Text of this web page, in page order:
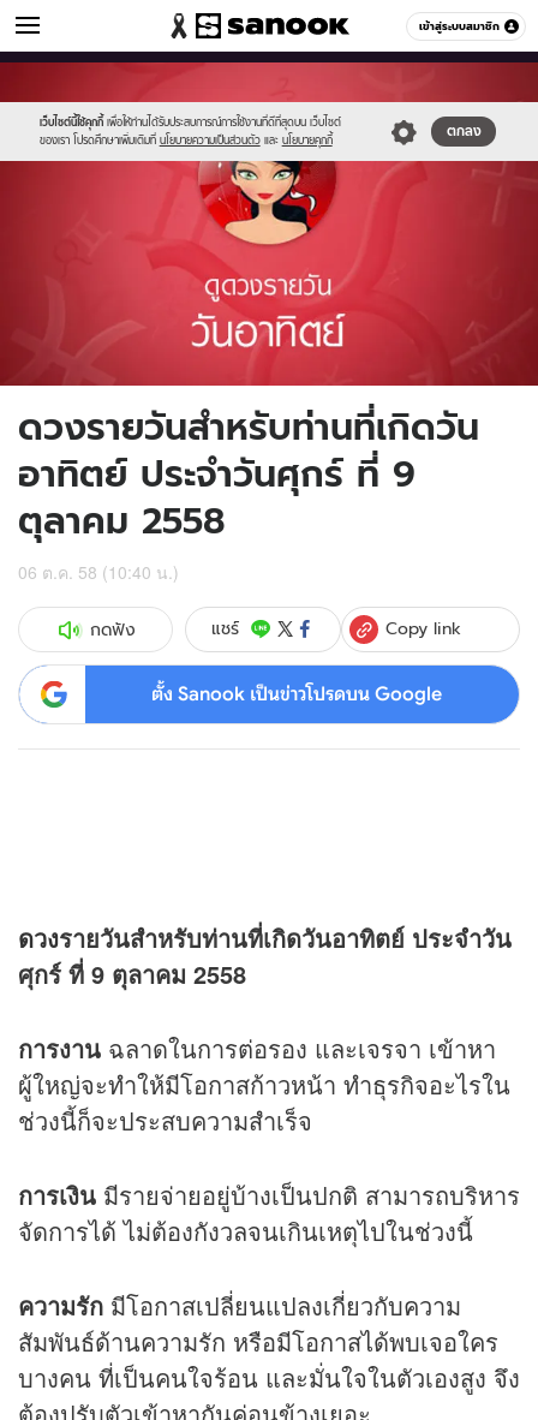
เข้าสู่ระบบสมาชิก
ดูดวง หมวดอื่นๆ
เว็บไซต์นี้ใช้คุกกี้ เพื่อให้ท่านได้รับประสบการณ์การใช้งานที่ดีที่สุดบน เว็บไซต์
ของเรา โปรดศึกษาเพิ่มเติมที่ นโยบายความเป็นส่วนตัว และ นโยบายคุกกี้
ตกลง
new-
sanook.png
ดวงรายวันสำหรับท่านที่เกิดวัน
อาทิตย์ ประจำวันศุกร์ ที่ 9
ตุลาคม 2558
06 ต.ค. 58 (10:40 น.)
กดฟัง แชร์ Copy link
ตั้ง Sanook เป็นข่าวโปรดบน Google
ดวงรายวันสำหรับท่านที่เกิดวันอาทิตย์ ประจำวัน
ศุกร์ ที่ 9 ตุลาคม 2558
การงาน ฉลาดในการต่อรอง และเจรจา เข้าหา
ผู้ใหญ่จะทำให้มีโอกาสก้าวหน้า ทำธุรกิจอะไรใน
ช่วงนี้ก็จะประสบความสำเร็จ
การเงิน มีรายจ่ายอยู่บ้างเป็นปกติ สามารถบริหาร
จัดการได้ ไม่ต้องกังวลจนเกินเหตุไปในช่วงนี้
ความรัก มีโอกาสเปลี่ยนแปลงเกี่ยวกับความ
สัมพันธ์ด้านความรัก หรือมีโอกาสได้พบเจอใคร
บางคน ที่เป็นคนใจร้อน และมั่นใจในตัวเองสูง จึง